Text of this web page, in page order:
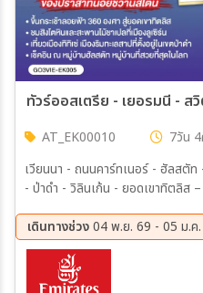
AT_EK00010 7วัน
เวียนนา - ถนนคาร์ทเนอร์ - ฮัลสตัท
- ป่าดำ - วิลินเก้น - ยอดเขาทิตลิส – ซุก - ซูริค - ลูเซิร์น – ทะเลสาบ
เดินทางช่วง04 พ.ย. 69 - 05 ม.ค
04 พ.ย. 69 - 10 พ.ย. 69
04 ธ.ค. 69 - 10 ธ.ค. 69